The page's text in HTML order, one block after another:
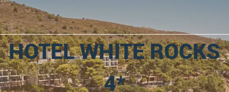
HOTEL WHITE ROCKS
4*